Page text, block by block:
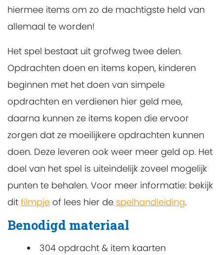
hiermee items om zo de machtigste held van
allemaal te worden!
Het spel bestaat uit grofweg twee delen.
Opdrachten doen en items kopen, kinderen
beginnen met het doen van simpele
opdrachten en verdienen hier geld mee,
daarna kunnen ze items kopen die ervoor
zorgen dat ze moeilijkere opdrachten kunnen
doen. Deze leveren ook weer meer geld op. Het
doel van het spel is uiteindelijk zoveel mogelijk
punten te behalen. Voor meer informatie: bekijk
dit filmpje of lees hier de spelhandleiding.
Benodigd materiaal
304 opdracht & item kaarten